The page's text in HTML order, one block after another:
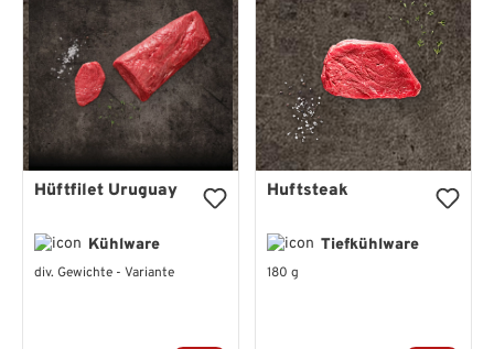
Hüftfilet Uruguay
Kühlware
div. Gewichte - Variante
Huftsteak
Tiefkühlware
180 g